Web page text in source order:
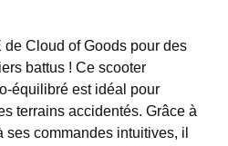
Cloud of Goods pour des
battus ! Ce scooter
équilibré est idéal pour
terrains accidentés. Grâce à
commandes intuitives, il